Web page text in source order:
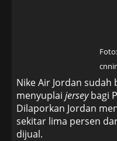
Foto:
Nike Air Jordan sudah
menyuplai jerseybagi
Dilaporkan Jordan
sekitar lima persen
dijual.